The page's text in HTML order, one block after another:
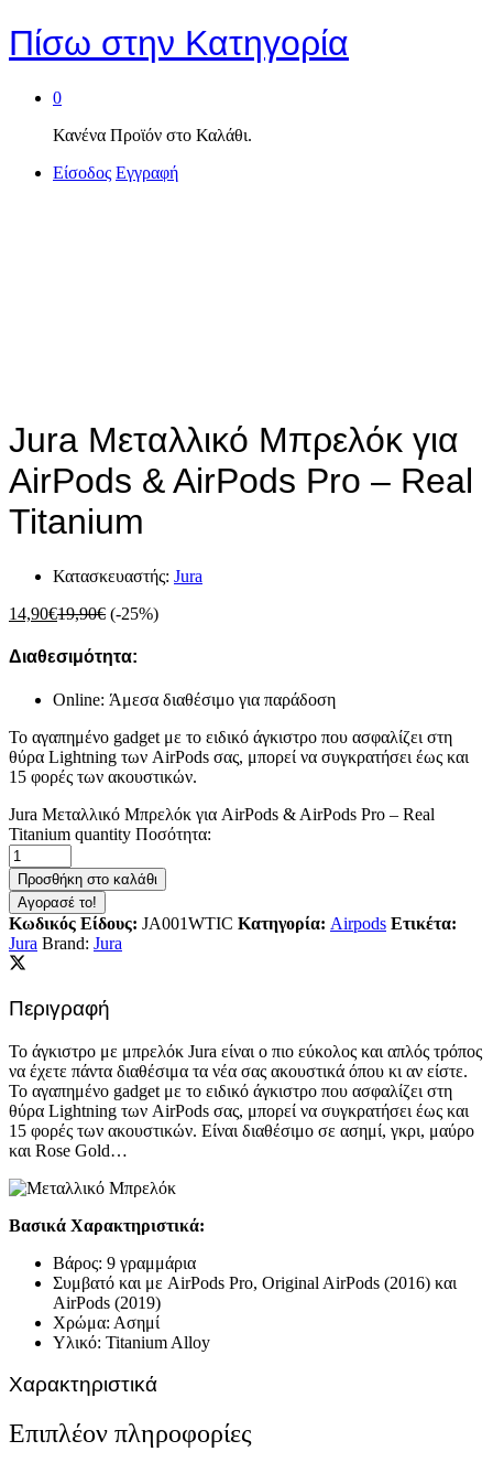
Πίσω στην Κατηγορία
0
Κανένα Προϊόν στο Καλάθι.
Είσοδος Εγγραφή
Jura Μεταλλικό Μπρελόκ για
AirPods & AirPods Pro – Real
Titanium
Κατασκευαστής: Jura
14,90€19,90€ (-25%)
Διαθεσιμότητα:
Online: Άμεσα διαθέσιμο για παράδοση
Το αγαπημένο gadget με το ειδικό άγκιστρο που ασφαλίζει στη
θύρα Lightning των AirPods σας, μπορεί να συγκρατήσει έως και
15 φορές των ακουστικών.
Jura Μεταλλικό Μπρελόκ για AirPods & AirPods Pro – Real
Titanium quantity Ποσότητα:
Προσθήκη στο καλάθι
Αγορασέ το!
Κωδικός Είδους: JA001WTIC Κατηγορία: Airpods Ετικέτα:
Jura Brand: Jura
Περιγραφή
Το άγκιστρο με μπρελόκ Jura είναι ο πιο εύκολος και απλός τρόπος
να έχετε πάντα διαθέσιμα τα νέα σας ακουστικά όπου κι αν είστε.
Το αγαπημένο gadget με το ειδικό άγκιστρο που ασφαλίζει στη
θύρα Lightning των AirPods σας, μπορεί να συγκρατήσει έως και
15 φορές των ακουστικών. Είναι διαθέσιμο σε ασημί, γκρι, μαύρο
και Rose Gold…
Βασικά Χαρακτηριστικά:
Βάρος: 9 γραμμάρια
Συμβατό και με AirPods Pro, Original AirPods (2016) και
AirPods (2019)
Χρώμα: Ασημί
Υλικό: Titanium Alloy
Χαρακτηριστικά
Επιπλέον πληροφορίες